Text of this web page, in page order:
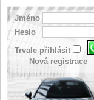
Jméno
Heslo
Trvale přihlásit
Nová registrace